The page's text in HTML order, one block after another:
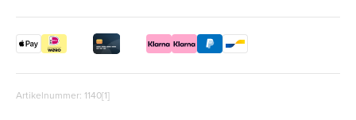
Artikelnummer: 1140[1]